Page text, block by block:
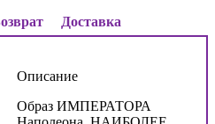
Доставка
Описание
Образ ИМПЕРАТОРА